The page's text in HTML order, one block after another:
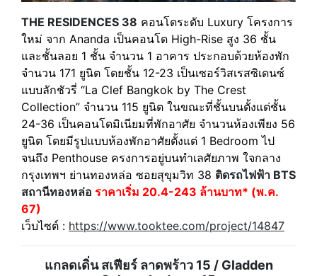
THE RESIDENCES 38 คอนโดระดับ Luxury โครงการ
ใหม่ จาก Ananda เป็นคอนโด High-Rise สูง 36 ชั้น
และชั้นลอย 1 ชั้น จำนวน 1 อาคาร ประกอบด้วยห้องพัก
จำนวน 171 ยูนิต โดยชั้น 12-23 เป็นเซอร์วิสเรสซิเดนซ์
แบบลักชัวรี่ “La Clef Bangkok by The Crest
Collection” จำนวน 115 ยูนิต ในขณะที่ชั้นบนตั้งแต่ชั้น
24-36 เป็นคอนโดมิเนียมที่พักอาศัย จำนวนห้องเพียง 56
ยูนิต โดยมีรูปแบบห้องพักอาศัยตั้งแต่ 1 Bedroom ไป
จนถึง Penthouse ครงการอยู่บนทำเลศัยภาพ ใจกลาง
กรุงเทพฯ ย่านทองหล่อ ซอยสุขุมวิท 38 ติดรถไฟฟ้า BTS
สถานีทองหล่อ ราคาเริ่ม 20.4-243 ล้านบาท* (พ.ค.
67)
เว็บไซต์ : https://www.tooktee.com/project/14847
แกลดเดิ่น สเฟียร์ ลาดพร้าว 15 / Gladden